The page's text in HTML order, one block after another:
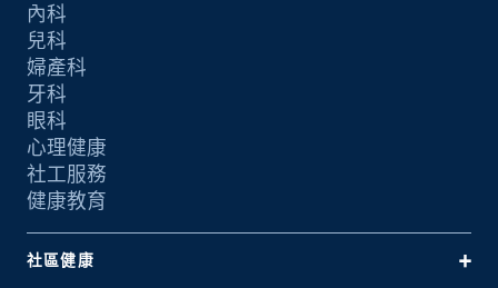
內科
兒科
婦產科
牙科
眼科
心理健康
社工服務
健康教育
社區健康